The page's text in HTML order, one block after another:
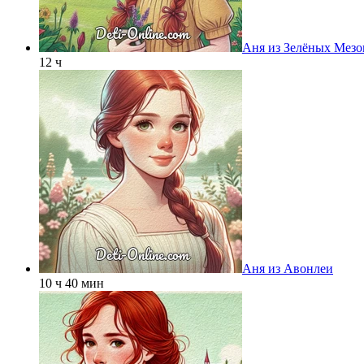
Аня из Зелёных
12 ч
Аня из Авонлеи
10 ч 40 мин